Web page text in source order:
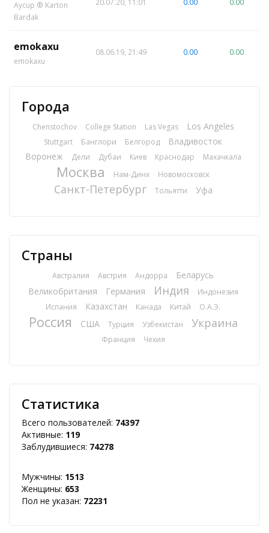
Aycup ® Karton
Bardak
emokaxu
emokaxu
08.06.19, 21:49 0.00 0.00
Города
Chenstochov College Station Las Vegas Los Angeles
Stuttgart Банглори Белгород
Владивосток
Воронеж
Дели Дубаи Киев Краснодар Махачкала
Москва Нам-Динх Новомосковск
Санкт-Петербург Тольятти Уфа
Страны
Австралия Австрия Андорра
Беларусь
Великобритания
Германия Индия
Индонезия
Испания
Казахстан Канада Китай О.А.Э.
Россия США Турция Узбекистан Украина
Франция Чехия
Статистика
Всего пользователей: 74397
Активные: 119
Заблудившиеся: 74278
Мужчины: 1513
Женщины: 653
Пол не указан: 72231